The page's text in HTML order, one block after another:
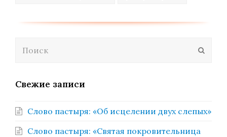
Свежие записи
Слово пастыря: «Об исцелении двух слепых»
Слово пастыря: «Святая покровительница